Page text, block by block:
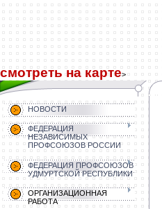
смотреть на карте>
НОВОСТИ
ФЕДЕРАЦИЯ
НЕЗАВИСИМЫХ
ПРОФСОЮЗОВ РОССИИ
ФЕДЕРАЦИЯ ПРОФСОЮЗОВ
УДМУРТСКОЙ РЕСПУБЛИКИ
ОРГАНИЗАЦИОННАЯ
РАБОТА